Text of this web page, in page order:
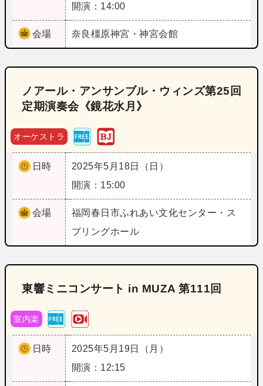
開演：14:00
会場 奈良 橿原神宮・神宮会館
ノアール・アンサンブル・ウィンズ第25回
定期演奏会《鏡花水月》
オーケストラ
日時
2025年5月18日（日）
開演：15:00
会場 福岡春日市ふれあい文化センター・ス
プリングホール
東響ミニコンサート in MUZA 第111回
室内楽
日時
2025年5月19日（月）
開演：12:15